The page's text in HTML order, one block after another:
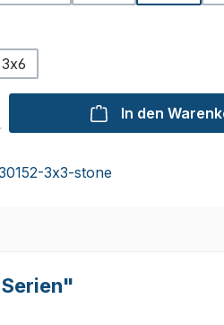
3x6
den gewünschten Wert ein oder
In den
3x3-stone